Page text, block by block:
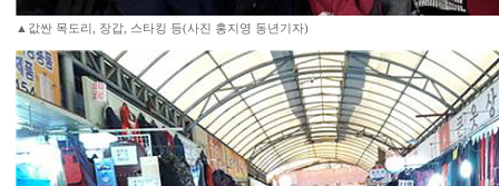
▲값싼 목도리, 장갑, 스타킹 등(사진 홍지영 동년기자)